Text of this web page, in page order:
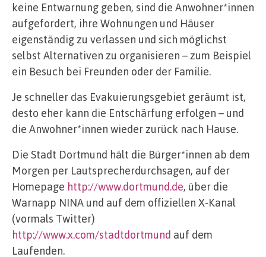
keine Entwarnung geben, sind die Anwohner*innen
aufgefordert, ihre Wohnungen und Häuser
eigenständig zu verlassen und sich möglichst
selbst Alternativen zu organisieren – zum Beispiel
ein Besuch bei Freunden oder der Familie.
Je schneller das Evakuierungsgebiet geräumt ist,
desto eher kann die Entschärfung erfolgen – und
die Anwohner*innen wieder zurück nach Hause.
Die Stadt Dortmund hält die Bürger*innen ab dem
Morgen per Lautsprecherdurchsagen, auf der
Homepage http://www.dortmund.de, über die
Warnapp NINA und auf dem offiziellen X-Kanal
(vormals Twitter)
http://www.x.com/stadtdortmund auf dem
Laufenden.